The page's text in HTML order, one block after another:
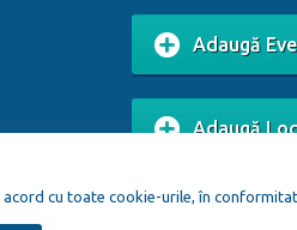
Adaugă
Adaugă
cu toate cookie-urile, în